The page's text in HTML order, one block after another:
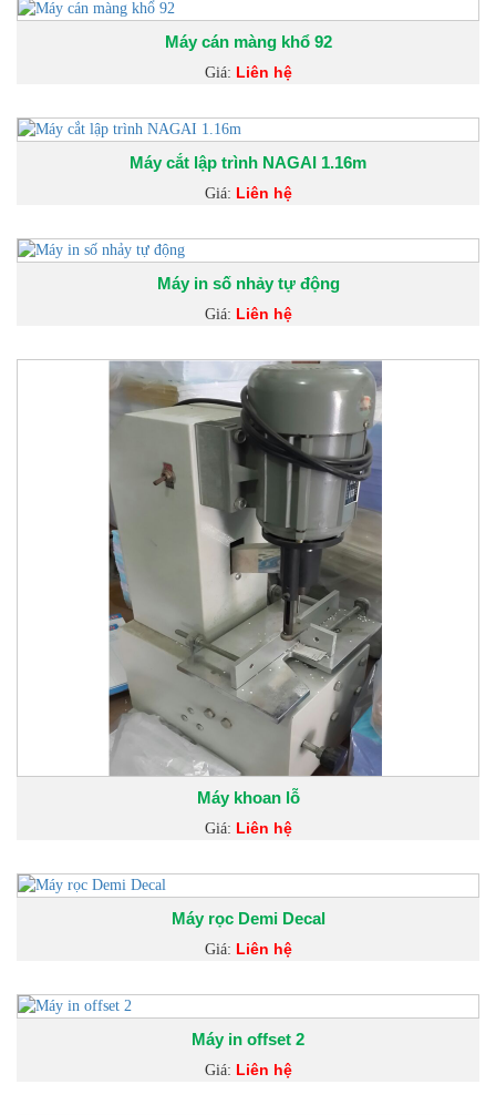
Máy cán màng khổ 92
Giá: Liên hệ
Máy cắt lập trình NAGAI 1.16m
Giá: Liên hệ
Máy in số nhảy tự động
Giá: Liên hệ
Máy khoan lỗ
Giá: Liên hệ
Máy rọc Demi Decal
Giá: Liên hệ
Máy in offset 2
Giá: Liên hệ